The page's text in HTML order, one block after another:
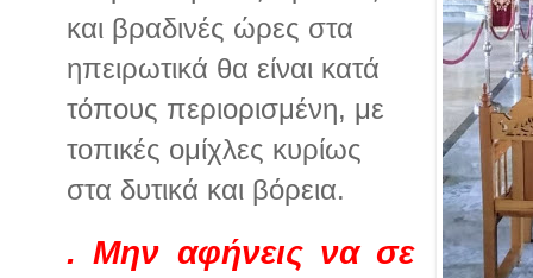
και βραδινές ώρες στα
ηπειρωτικά θα είναι κατά
τόπους περιορισμένη, με
τοπικές ομίχλες κυρίως
στα δυτικά και βόρεια.
. Μην αφήνεις να σε